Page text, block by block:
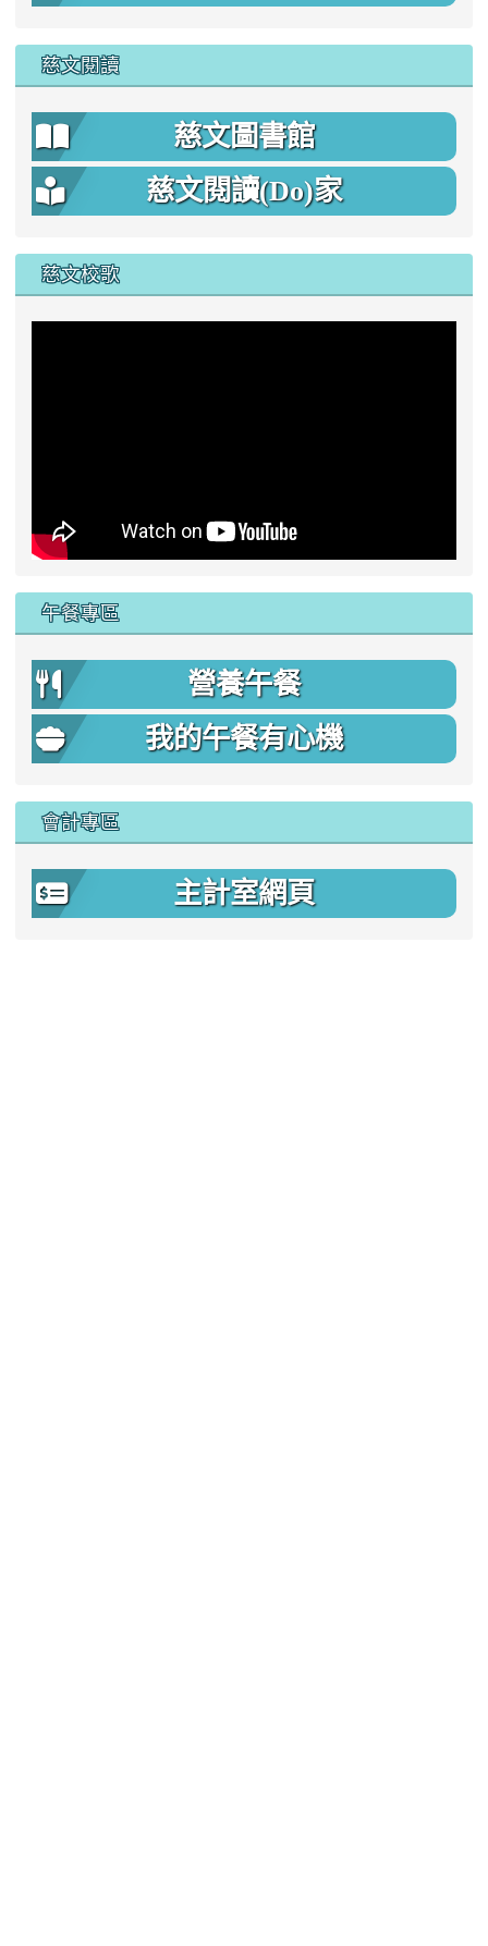
慈文閱讀
慈文圖書館
慈文閱讀(Do)家
慈文校歌
午餐專區
營養午餐
我的午餐有心機
會計專區
主計室網頁